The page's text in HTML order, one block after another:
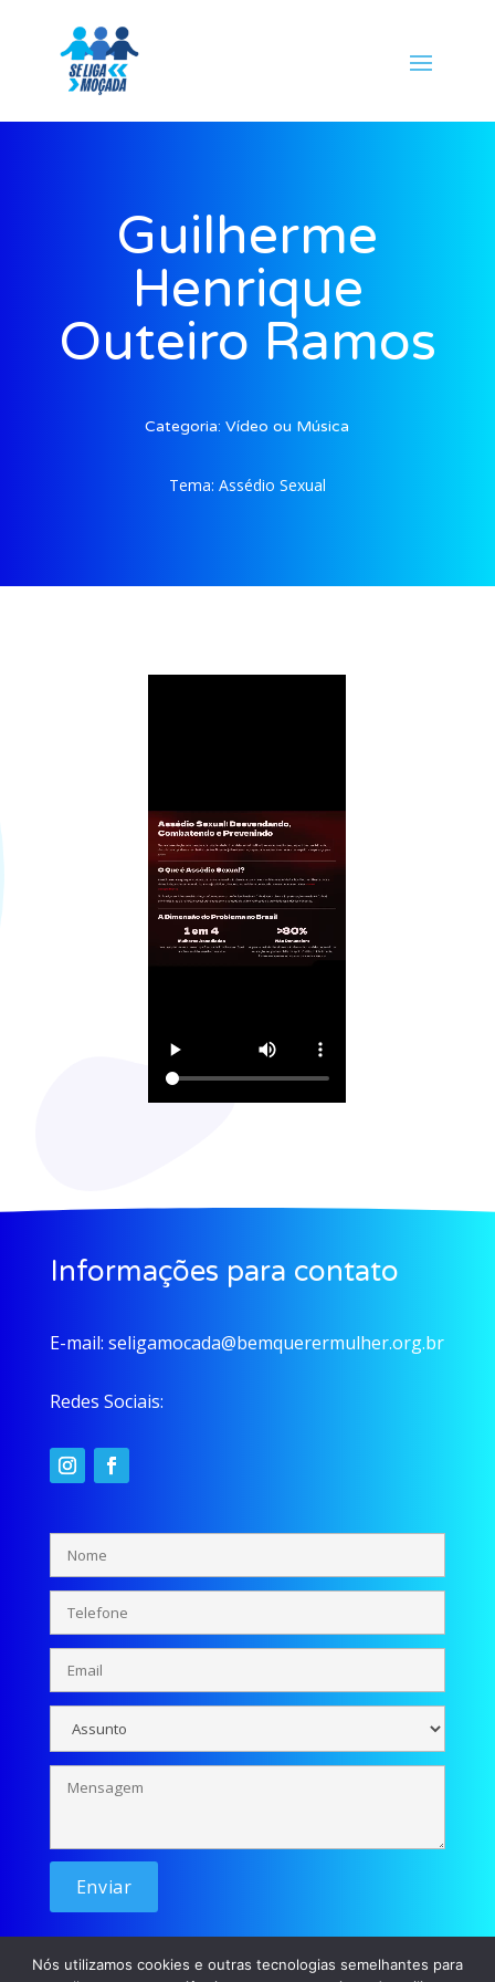
Guilherme
Henrique
Outeiro Ramos
Categoria:Vídeo ou Música
Tema: Assédio Sexual
Informações para contato
E-mail: seligamocada@bemquerermulher.org.br
Redes Sociais:
Nós utilizamos cookies e outras tecnologias semelhantes para